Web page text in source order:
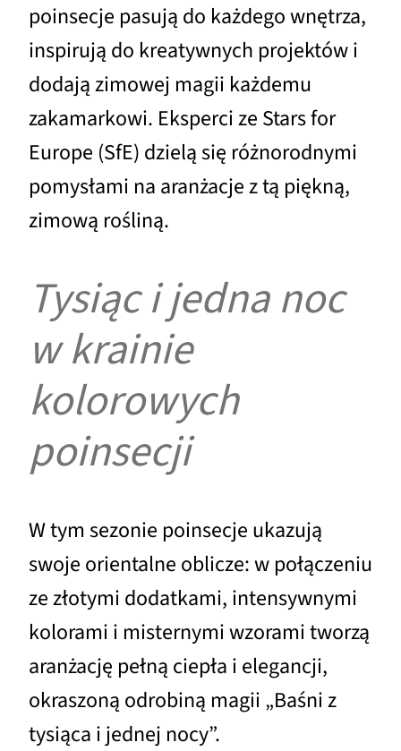
poinsecje pasują do każdego wnętrza,
inspirują do kreatywnych projektów i
dodają zimowej magii każdemu
zakamarkowi. Eksperci ze Stars for
Europe (SfE) dzielą się różnorodnymi
pomysłami na aranżacje z tą piękną,
zimową rośliną.
Tysiąc i jedna noc
w krainie
kolorowych
poinsecji
W tym sezonie poinsecje ukazują
swoje orientalne oblicze: w połączeniu
ze złotymi dodatkami, intensywnymi
kolorami i misternymi wzorami tworzą
aranżację pełną ciepła i elegancji,
okraszoną odrobiną magii „Baśni z
tysiąca i jednej nocy”.